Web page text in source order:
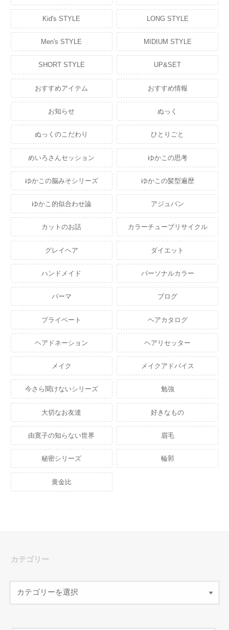
Kid's STYLE LONG STYLE
Men's STYLE MIDIUM STYLE
SHORT STYLE UP&SET
おすすめアイテム おすすめ情報
お知らせ ぬっく
ぬっくのこだわり ひとりごと
めいろさんセッション ゆかこの思考
ゆかこの脳みそシリーズ ゆかこの髪型遍歴
ゆかこ的似合わせ論 アジュバン
カットのお話 カラーチューブリサイクル
グレイヘア ダイエット
ハンドメイド パーソナルカラー
パーマ ブログ
プライベート ヘアカタログ
ヘアドネーション ヘアリセッター
メイク メイクアドバイス
今さら聞けないシリーズ 勉強
大切なお友達 好きなもの
由寛子の知らない世界 眉毛
秘密シリーズ 輪郭
黄金比
カテゴリー